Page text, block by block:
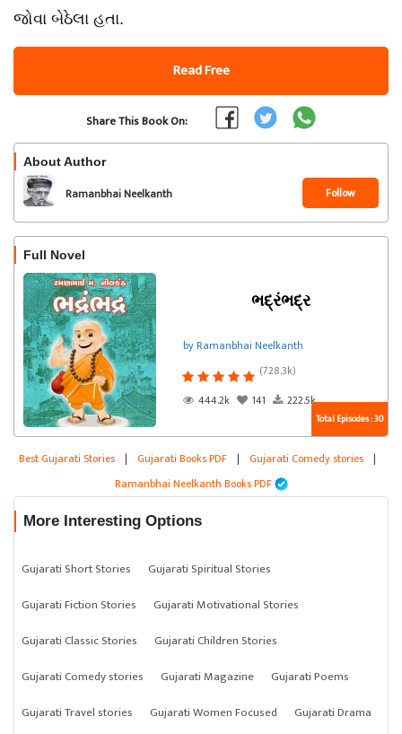
જોવા બેઠેલા હતા.
Read Free
Share This Book On:
About Author
Ramanbhai Neelkanth Follow
Full Novel
ભદ્રંભદ્ર
by Ramanbhai Neelkanth
(728.3k)
444.2k
141 222.5k
Total Episodes : 30
Best Gujarati Stories | Gujarati Books PDF | Gujarati Comedy stories |
Ramanbhai Neelkanth Books PDF
More Interesting Options
Gujarati Short Stories
Gujarati Spiritual Stories
Gujarati Fiction Stories
Gujarati Motivational Stories
Gujarati Classic Stories
Gujarati Children Stories
Gujarati Comedy stories
Gujarati Magazine
Gujarati Poems
Gujarati Travel stories
Gujarati Women Focused Gujarati Drama